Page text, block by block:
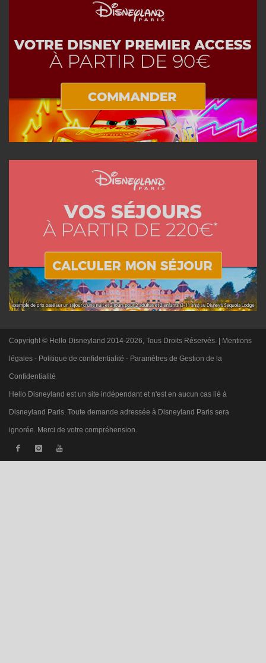
Copyright © Hello Disneyland 2014-2026, Tous Droits Réservés. | Mentions
légales - Politique de confidentialité - Paramètres de Gestion de la
Confidentialité
Hello Disneyland est un site indépendant et n'est en aucun cas lié à
Disneyland Paris. Toute demande adressée à Disneyland Paris sera
ignorée. Merci de votre compréhension.